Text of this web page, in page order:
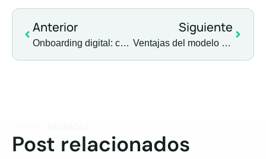
Anterior
Onboarding digital: cómo un LMS mejora la incorporación de empleados
Siguiente
Ventajas del modelo blended learning para empresas
Post relacionados